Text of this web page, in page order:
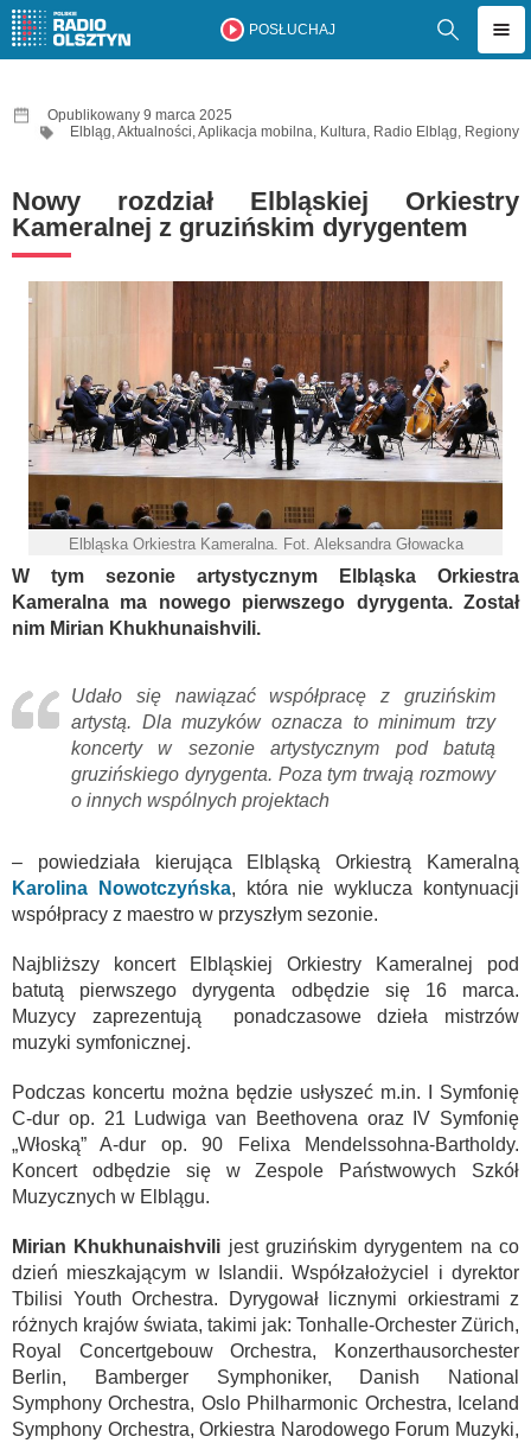
POSŁUCHAJ
Opublikowany 9 marca 2025
Elbląg,Aktualności,Aplikacja mobilna, Kultura, Radio Elbląg, Regiony
Nowy rozdział Elbląskiej Orkiestry
Kameralnej z gruzińskim dyrygentem
Elbląska Orkiestra Kameralna. Fot. Aleksandra Głowacka
W tym sezonie artystycznym Elbląska Orkiestra
Kameralna ma nowego pierwszego dyrygenta. Został
nim Mirian Khukhunaishvili.
Udało się nawiązać współpracę z gruzińskim
artystą. Dla muzyków oznacza to minimum trzy
koncerty w sezonie artystycznym pod batutą
gruzińskiego dyrygenta. Poza tym trwają rozmowy
o innych wspólnych projektach
– powiedziała kierująca Elbląską Orkiestrą Kameralną
Karolina Nowotczyńska, która nie wyklucza kontynuacji
współpracy z maestro w przyszłym sezonie.
Najbliższy koncert Elbląskiej Orkiestry Kameralnej pod
batutą pierwszego dyrygenta odbędzie się 16 marca.
Muzycy zaprezentują ponadczasowe dzieła mistrzów
muzyki symfonicznej.
Podczas koncertu można będzie usłyszeć m.in. I Symfonię
C-dur op. 21 Ludwiga van Beethovena oraz IV Symfonię
„Włoską” A-dur op. 90 Felixa Mendelssohna-Bartholdy.
Koncert odbędzie się w Zespole Państwowych Szkół
Muzycznych w Elblągu.
Mirian Khukhunaishvili jest gruzińskim dyrygentem na co
dzień mieszkającym w Islandii. Współzałożyciel i dyrektor
Tbilisi Youth Orchestra. Dyrygował licznymi orkiestrami z
różnych krajów świata, takimi jak: Tonhalle-Orchester Zürich,
Royal Concertgebouw Orchestra, Konzerthausorchester
Berlin, Bamberger Symphoniker, Danish National
Symphony Orchestra, Oslo Philharmonic Orchestra, Iceland
Symphony Orchestra, Orkiestra Narodowego Forum Muzyki,